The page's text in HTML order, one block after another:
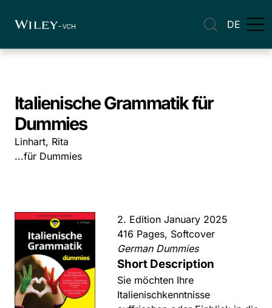
DE
Italienische Grammatik für
Dummies
Linhart, Rita
...für Dummies
2. Edition January 2025
416 Pages, Softcover
German Dummies
Short Description
Sie möchten Ihre
Italienischkenntnisse